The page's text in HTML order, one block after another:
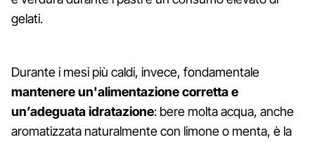
gelati.
Durante i mesi più caldi, invece, fondamentale
mantenere un'alimentazione corretta e
un’adeguata idratazione: bere molta acqua, anche
aromatizzata naturalmente con limone o menta, è la